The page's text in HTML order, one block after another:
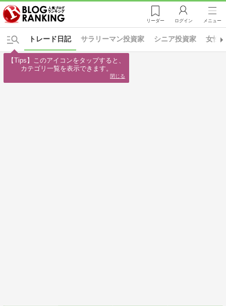
リーダー ログイン メニュー
トレード日記 サラリーマン投資家 シニア投資家 女性
【Tips】このアイコンをタップすると、
カテゴリ一覧を表示できます。
閉じる